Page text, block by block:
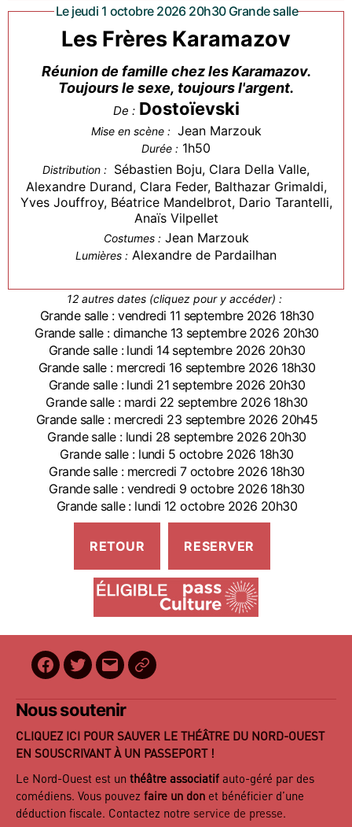
Le jeudi 1 octobre 2026 20h30 Grande salle
Les Frères Karamazov
Réunion de famille chez les Karamazov.
Toujours le sexe, toujours l'argent.
De : Dostoïevski
Mise en scène : Jean Marzouk
Durée : 1h50
Distribution : Sébastien Boju, Clara Della Valle,
Alexandre Durand, Clara Feder, Balthazar Grimaldi,
Yves Jouffroy, Béatrice Mandelbrot, Dario Tarantelli,
Anaïs Vilpellet
Costumes : Jean Marzouk
Lumières : Alexandre de Pardailhan
12 autres dates (cliquez pour y accéder) :
Grande salle : vendredi 11 septembre 2026 18h30
Grande salle : dimanche 13 septembre 2026 20h30
Grande salle : lundi 14 septembre 2026 20h30
Grande salle : mercredi 16 septembre 2026 18h30
Grande salle : lundi 21 septembre 2026 20h30
Grande salle : mardi 22 septembre 2026 18h30
Grande salle : mercredi 23 septembre 2026 20h45
Grande salle : lundi 28 septembre 2026 20h30
Grande salle : lundi 5 octobre 2026 18h30
Grande salle : mercredi 7 octobre 2026 18h30
Grande salle : vendredi 9 octobre 2026 18h30
Grande salle : lundi 12 octobre 2026 20h30
Facebook
Twitter
E-
mail
BilletReduc
Nous soutenir
CLIQUEZ ICI POUR SAUVER LE THÉÂTRE DU NORD-OUEST
EN SOUSCRIVANT À UN PASSEPORT !
Le Nord-Ouest est un théâtre associatif auto-géré par des
comédiens. Vous pouvez faire un don et bénéficier d’une
déduction fiscale. Contactez notre service de presse.